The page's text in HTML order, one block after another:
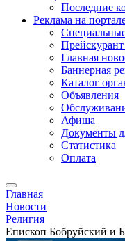
Последние
Реклама на
Главная
Баннерная
Каталог
Объявления
Афиша
Документы
Статистика
Оплата
Главная
Новости
Религия
Епископ Бобруйский и